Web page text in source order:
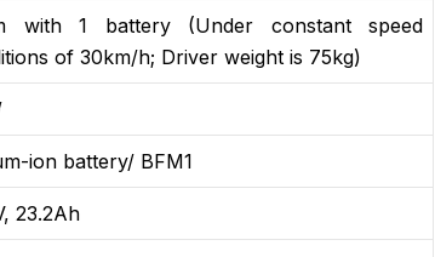
with 1 battery (Under constant speed
of 30km/h; Driver weight is 75kg)
ion battery/ BFM1
23.2Ah